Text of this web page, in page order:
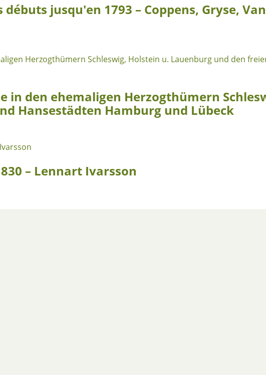
jusqu′en 1793 – Coppens, Gryse,
in den ehemaligen Herzogthümern
Hansestädten Hamburg und Lübeck
– Lennart Ivarsson